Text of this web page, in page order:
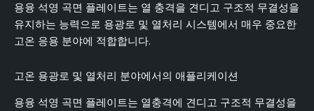
용융 석영 곡면 플레이트는 열 충격을 견디고 구조적 무결성을
유지하는 능력으로 용광로 및 열처리 시스템에서 매우 중요한
고온 응용 분야에 적합합니다.
고온 용광로 및 열처리 분야에서의 애플리케이션
용융 석영 곡면 플레이트는 열충격에 견디고 구조적 무결성을